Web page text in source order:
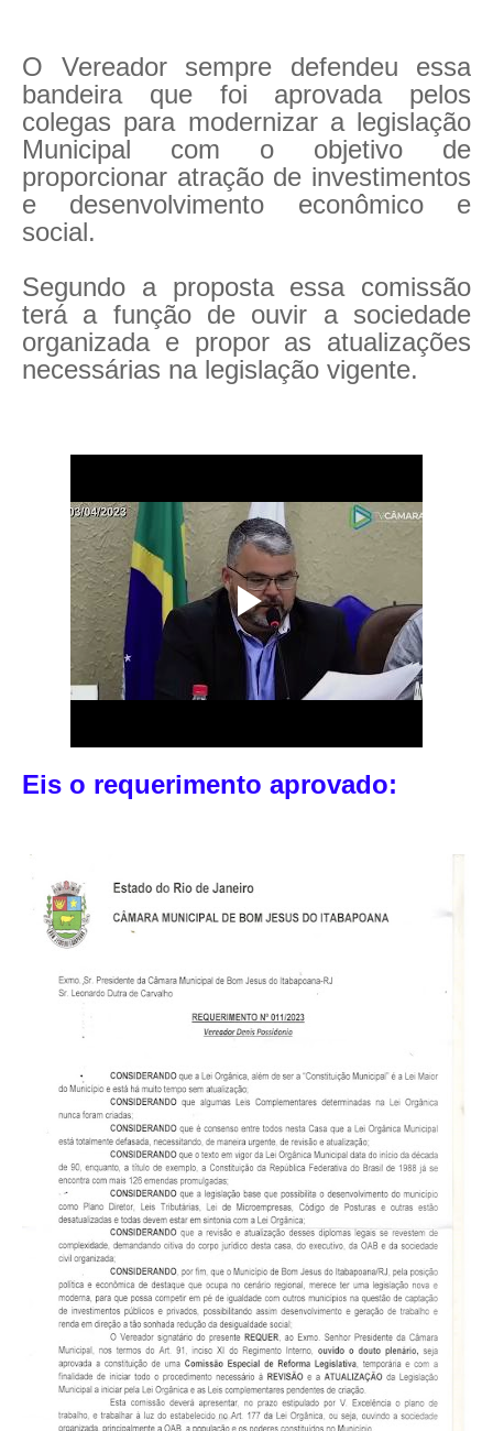
O Vereador sempre defendeu essa
bandeira que foi aprovada pelos
colegas para modernizar a legislação
Municipal com o objetivo de
proporcionar atração de investimentos
e desenvolvimento econômico e
social.
Segundo a proposta essa comissão
terá a função de ouvir a sociedade
organizada e propor as atualizações
necessárias na legislação vigente.
Eis o requerimento aprovado: